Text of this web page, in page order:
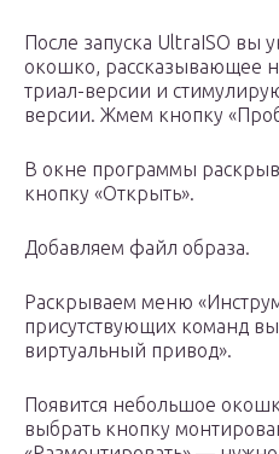
После запуска UltraISO вы
окошко, рассказывающее
триал-версии и
версии. Жмем кнопку
В окне программы
кнопку «Открыть».
Добавляем файл образа.
Раскрываем меню
присутствующих команд
виртуальный привод».
Появится небольшое
выбрать кнопку